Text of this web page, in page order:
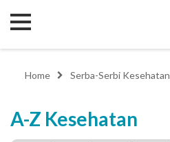
Home Serba-Serbi Kesehatan
A-Z Kesehatan